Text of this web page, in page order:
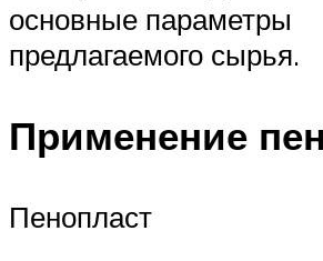
основные параметры
предлагаемого сырья.
Применение
Пенопласт